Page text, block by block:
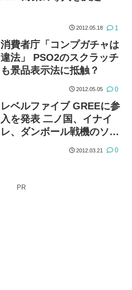
2012.05.18 1
消費者庁「コンプガチャは
違法」 PSO2のスクラッチ
も景品表示法に抵触？
2012.05.05 0
レベルファイブ GREEに参
入を発表 二ノ国、イナイ
レ、ダンボール戦機のソー
2012.03.21 0
PR